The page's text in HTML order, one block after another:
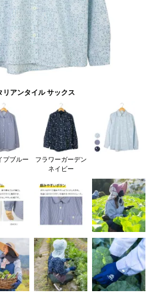
リアンタイル サックス
プブルー
フラワーガーデン
ネイビー